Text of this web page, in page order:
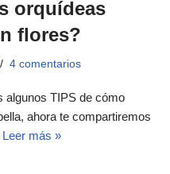
orquídeas
flores?
4 comentarios
algunos TIPS de cómo
ahora te compartiremos
Leer más »